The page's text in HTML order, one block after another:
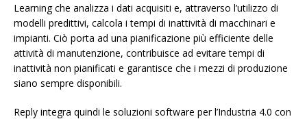
Learning che analizza i dati acquisiti e, attraverso l’utilizzo di
modelli predittivi, calcola i tempi di inattività di macchinari e
impianti. Ciò porta ad una pianificazione più efficiente delle
attività di manutenzione, contribuisce ad evitare tempi di
inattività non pianificati e garantisce che i mezzi di produzione
siano sempre disponibili.
Reply integra quindi le soluzioni software per l’Industria 4.0 con